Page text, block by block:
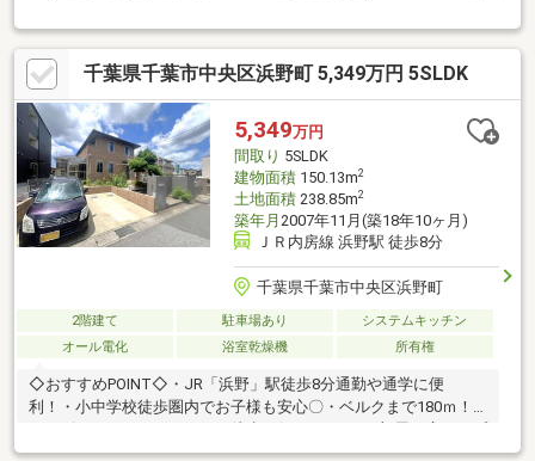
歩約7分／約500ｍはまの幼稚園／徒歩約17分／約1300ｍはまのけ
やき保育園／徒歩約8分／約600ｍ生浜小学校／徒歩約13分／約
1000ｍ生浜中学校／徒歩約13分／約1000ｍ□■交通■□JR内房線
「浜野」駅 徒歩約8分小湊鉄道バス「浜野新田」停 徒歩約2分
■■■【ご内覧・ご来店 ご希望のお客様へ】■■■ご来店・ご案内
可能です！ご希望のお日にちをお気軽にご連絡下さい♪
千葉県千葉市中央区浜野町 5,349万円 5SLDK
5,349万円
間取り 5SLDK
建物面積150.13m2
土地面積238.85m2
築年月 2007年11月(築18年10ヶ月)
ＪＲ内房線 浜野駅 徒歩8分
千葉県千葉市中央区浜野町
2階建て 駐車場あり
システムキッチン
オール電化
浴室乾燥機 所有権
◇おすすめPOINT◇・JR「浜野」駅徒歩8分通勤や通学に便
利！・小中学校徒歩圏内でお子様も安心〇・ベルクまで180ｍ！
コンビニやドラッグストアも徒歩で行けます♪・お部屋が広く、プ
ライベート空間充実！・リビング全体を見渡せるカウンターキッ